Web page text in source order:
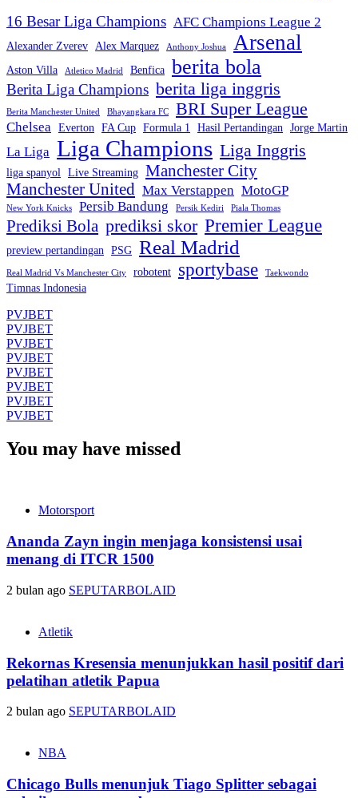
16 Besar Liga Champions AFC Champions League 2
Alexander Zverev Alex Marquez Anthony Joshua Arsenal
Aston Villa Atletico Madrid Benfica berita bola
Berita Liga Champions berita liga inggris
Berita Manchester United Bhayangkara FC BRI Super League
Chelsea Everton FA Cup Formula 1 Hasil Pertandingan Jorge Martin
La Liga Liga Champions Liga Inggris
liga spanyol Live Streaming Manchester City
Manchester United Max Verstappen MotoGP
New York Knicks Persib Bandung Persik Kediri Piala Thomas
Prediksi Bola prediksi skor Premier League
preview pertandingan PSG Real Madrid
Real Madrid Vs Manchester City robotent sportybase Taekwondo
Timnas Indonesia
PVJBET
PVJBET
PVJBET
PVJBET
PVJBET
PVJBET
PVJBET
PVJBET
You may have missed
Motorsport
Ananda Zayn ingin menjaga konsistensi usai
menang di ITCR 1500
2 bulan ago SEPUTARBOLAID
Atletik
Rekornas Kresensia menunjukkan hasil positif dari
pelatihan atletik Papua
2 bulan ago SEPUTARBOLAID
NBA
Chicago Bulls menunjuk Tiago Splitter sebagai